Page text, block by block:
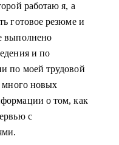
работаю я, а
готовое резюме и
выполнено
и по
по моей трудовой
много новых
о том, как
с